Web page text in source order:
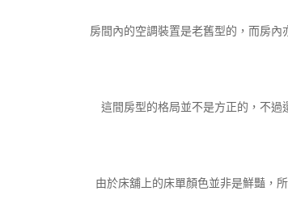
房間內的空調裝置是老舊型的，而房
這間房型的格局並不是方正的，不過
由於床舖上的床單顏色並非是鮮豔，